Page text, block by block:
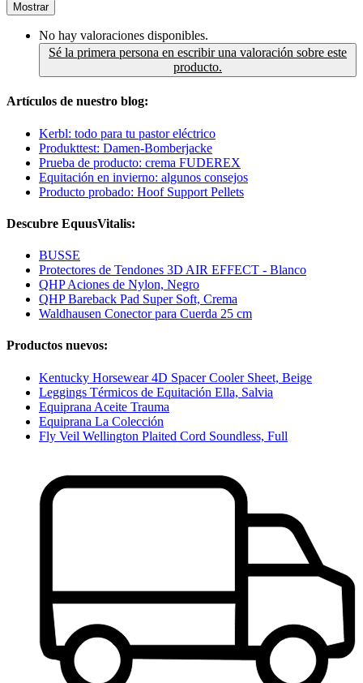
Mostrar
No hay valoraciones disponibles.
Sé la primera persona en escribir una valoración sobre este
producto.
Artículos de nuestro blog:
Kerbl: todo para tu pastor eléctrico
Produkttest: Damen-Bomberjacke
Prueba de producto: crema FUDEREX
Equitación en invierno: algunos consejos
Producto probado: Hoof Support Pellets
Descubre EquusVitalis:
BUSSE
Protectores de Tendones 3D AIR EFFECT - Blanco
QHP Aciones de Nylon, Negro
QHP Bareback Pad Super Soft, Crema
Waldhausen Conector para Cuerda 25 cm
Productos nuevos:
Kentucky Horsewear 4D Spacer Cooler Sheet, Beige
Leggings Térmicos de Equitación Ella, Salvia
Equiprana Aceite Trauma
Equiprana La Colección
Fly Veil Wellington Plaited Cord Soundless, Full